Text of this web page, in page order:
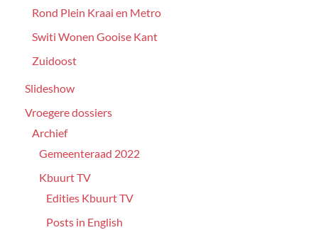
Rond Plein Kraai en Metro
Switi Wonen Gooise Kant
Zuidoost
Slideshow
Vroegere dossiers
Archief
Gemeenteraad 2022
Kbuurt TV
Edities Kbuurt TV
Posts in English